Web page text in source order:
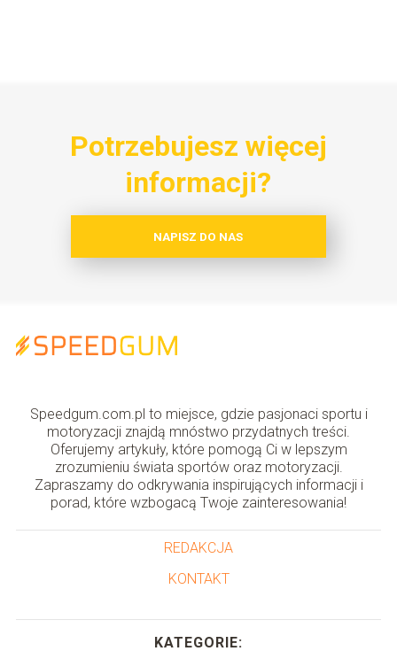
Potrzebujesz więcej
informacji?
NAPISZ DO NAS
Speedgum.com.pl to miejsce, gdzie pasjonaci sportu i
motoryzacji znajdą mnóstwo przydatnych treści.
Oferujemy artykuły, które pomogą Ci w lepszym
zrozumieniu świata sportów oraz motoryzacji.
Zapraszamy do odkrywania inspirujących informacji i
porad, które wzbogacą Twoje zainteresowania!
REDAKCJA
KONTAKT
KATEGORIE: